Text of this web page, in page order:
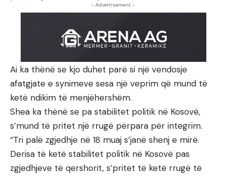
- Advertisement -
Ai ka thënë se kjo duhet parë si një vendosje
afatgjate e synimeve sesa një veprim që mund të
ketë ndikim të menjëhershëm.
Shea ka thënë se pa stabilitet politik në Kosovë,
s’mund të pritet një rrugë përpara për integrim.
“Tri palë zgjedhje në 18 muaj s’janë shenj e mirë.
Derisa të ketë stabilitet politik në Kosovë pas
zgjedhjeve të qershorit, s’pritet të ketë rrugë të